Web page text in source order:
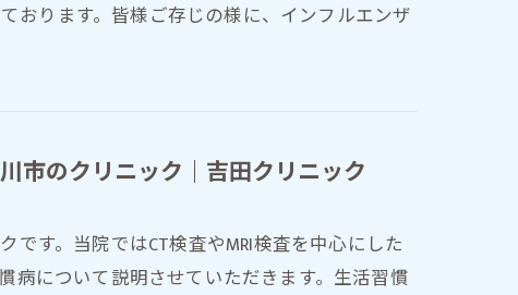
おります。皆様ご存じの様に、インフルエンザ
市のクリニック｜吉田クリニック
す。当院ではCT検査やMRI検査を中心にした
病について説明させていただきます。生活習慣